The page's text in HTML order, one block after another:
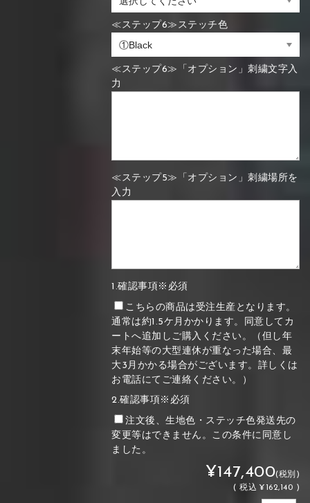
≪ステップ6≫ステッチ色
≪ステップ6≫「オプション」刺繍文字入
力
≪ステップ5≫「オプション」刺繍場所を
入力
1.確認事項※必須
こちらの商品は受注生産となります。
通常は約1.5ケ月かかります。同意してカ
ートへ追加しご購入ください。（但し年
末年始等の大型連休が重なった場合、最
大3月かかる場合がございます。詳しくは
お電話にてご連絡ください。）
2.確認事項※必須
注文後、生地色・ステッチ色発送先の
変更等はできません。この条件に同意し
ました。
¥147,400(税別)
(税込 ¥162,140 )